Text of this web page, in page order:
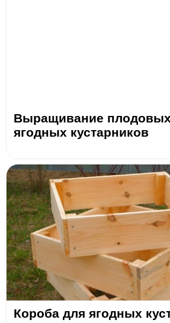
Выращивание
ягодных кустарников
Короба для ягодных